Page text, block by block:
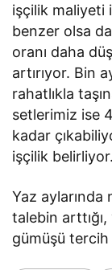
işçilik maliyeti
benzer olsa
oranı daha
artırıyor. Bin
rahatlıkla
setlerimiz ise
kadar
işçilik belirliyor.
Yaz aylarında
talebin
gümüşü tercih